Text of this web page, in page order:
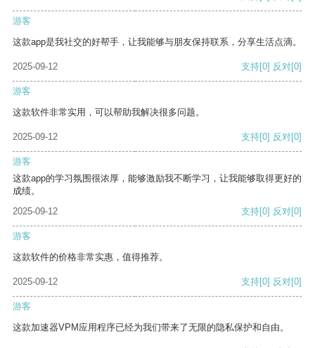
游客
这款app是我社交的好帮手，让我能够与朋友保持联系，分享生活点滴。
2025-09-12 支持[0] 反对[0]
游客
这款软件非常实用，可以帮助我解决很多问题。
2025-09-12 支持[0] 反对[0]
游客
这款app的学习氛围很浓厚，能够激励我不断学习，让我能够取得更好的
成绩。
2025-09-12
支持[0] 反对[0]
游客
这款软件的价格非常实惠，值得推荐。
2025-09-12 支持[0] 反对[0]
游客
这款加速器VPM应用程序已经为我们带来了无限的隐私保护和自由。